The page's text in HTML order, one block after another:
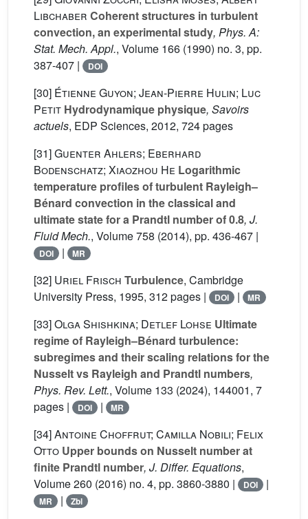
Libchaber Coherent structures in turbulent
convection, an experimental study, Phys. A:
Stat. Mech. Appl., Volume 166 (1990) no. 3, pp.
387-407 |
DOI
[30] Étienne Guyon; Jean-Pierre Hulin; Luc
Petit Hydrodynamique physique, Savoirs
actuels, EDP Sciences, 2012, 724 pages
[31]Guenter Ahlers; Eberhard
Bodenschatz; Xiaozhou He Logarithmic
temperature profiles of turbulent Rayleigh–
Bénard convection in the classical and
ultimate state for a Prandtl number of 0.8, J.
Fluid Mech., Volume 758 (2014), pp. 436-467 |
DOI | MR
[32] Uriel Frisch Turbulence, Cambridge
University Press, 1995, 312 pages |
DOI | MR
[33]Olga Shishkina; Detlef Lohse Ultimate
regime of Rayleigh–Bénard turbulence:
subregimes and their scaling relations for the
Nusselt vs Rayleigh and Prandtl numbers,
Phys. Rev. Lett., Volume 133 (2024), 144001, 7
pages |
DOI | MR
[34]Antoine Choffrut; Camilla Nobili; Felix
Otto Upper bounds on Nusselt number at
finite Prandtl number, J. Differ. Equations,
Volume 260 (2016) no. 4, pp. 3860-3880 | DOI |
MR | Zbl